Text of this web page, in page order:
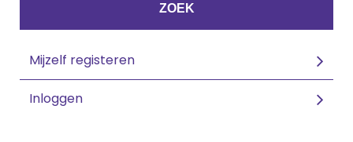
ZOEK
Mijzelf registeren
Inloggen